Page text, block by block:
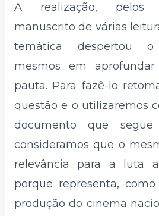
A realização, pelos
manuscrito de várias
temática despertou
mesmos em
pauta. Para fazê-lo
questão e o utilizaremos
documento que
consideramos que o
relevância para a luta
porque representa,
produção do cinema